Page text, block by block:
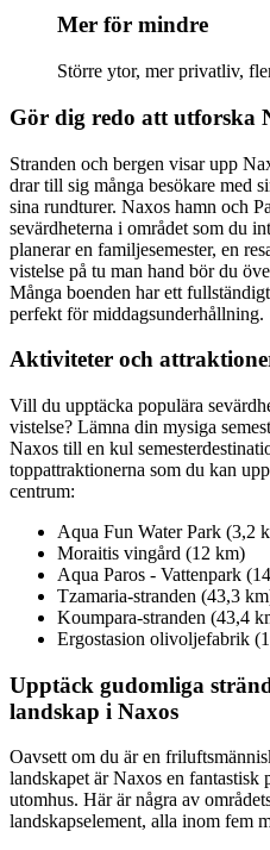
Mer för mindre
Större ytor, mer privatliv,
Gör dig redo att utforska
Stranden och bergen visar upp
drar till sig många besökare med
sina rundturer. Naxos hamn och
sevärdheterna i området som du
planerar en familjesemester, en
vistelse på tu man hand bör du
Många boenden har ett
perfekt för middagsunderhållning.
Aktiviteter och
Vill du upptäcka populära
vistelse? Lämna din mysiga
Naxos till en kul
toppattraktionerna som du kan
centrum:
Aqua Fun Water Park (3,2
Moraitis vingård (12 km)
Aqua Paros - Vattenpark
Tzamaria-stranden (43,3
Koumpara-stranden (43,4
Ergostasion olivoljefabrik
Upptäck gudomliga
landskap i Naxos
Oavsett om du är en
landskapet är Naxos en fantastisk
utomhus. Här är några av
landskapselement, alla inom fem